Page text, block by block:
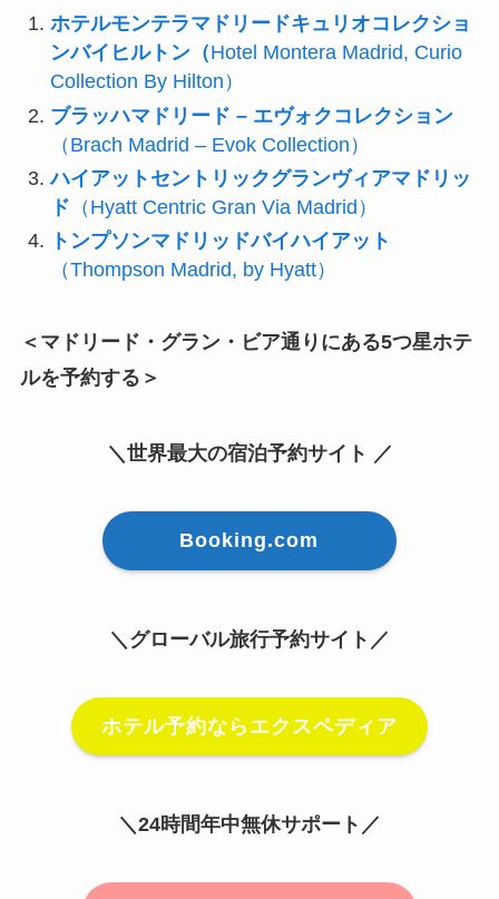
ホテルモンテラマドリードキュリオコレクショ
ンバイヒルトン（Hotel Montera Madrid, Curio
Collection By Hilton）
ブラッハマドリード – エヴォクコレクション
（Brach Madrid – Evok Collection）
ハイアットセントリックグランヴィアマドリッ
ド （Hyatt Centric Gran Via Madrid）
トンプソンマドリッドバイハイアット
（Thompson Madrid, by Hyatt）
＜マドリード・ グラン・ビア通り にある5つ星ホテ
ルを予約する＞
＼世界最大の宿泊予約サイト ／
Booking.com
＼グローバル旅行予約サイト／
ホテル予約ならエクスペディア
＼24時間年中無休サポート／